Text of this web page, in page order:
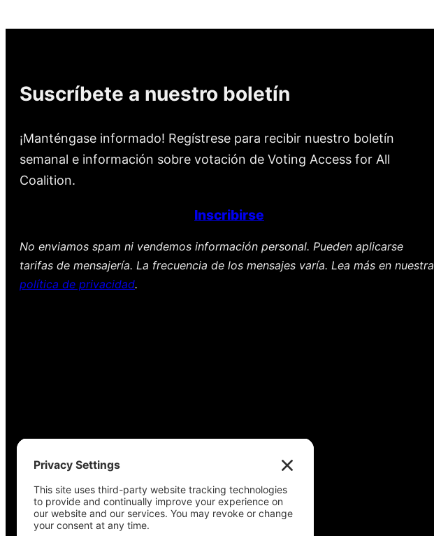
Suscríbete a nuestro boletín
¡Manténgase informado! Regístrese para recibir nuestro boletín
semanal e información sobre votación de Voting Access for All
Coalition.
Inscribirse
No enviamos spam ni vendemos información personal. Pueden aplicarse
tarifas de mensajería. La frecuencia de los mensajes varía. Lea más en nuestra
política de privacidad.